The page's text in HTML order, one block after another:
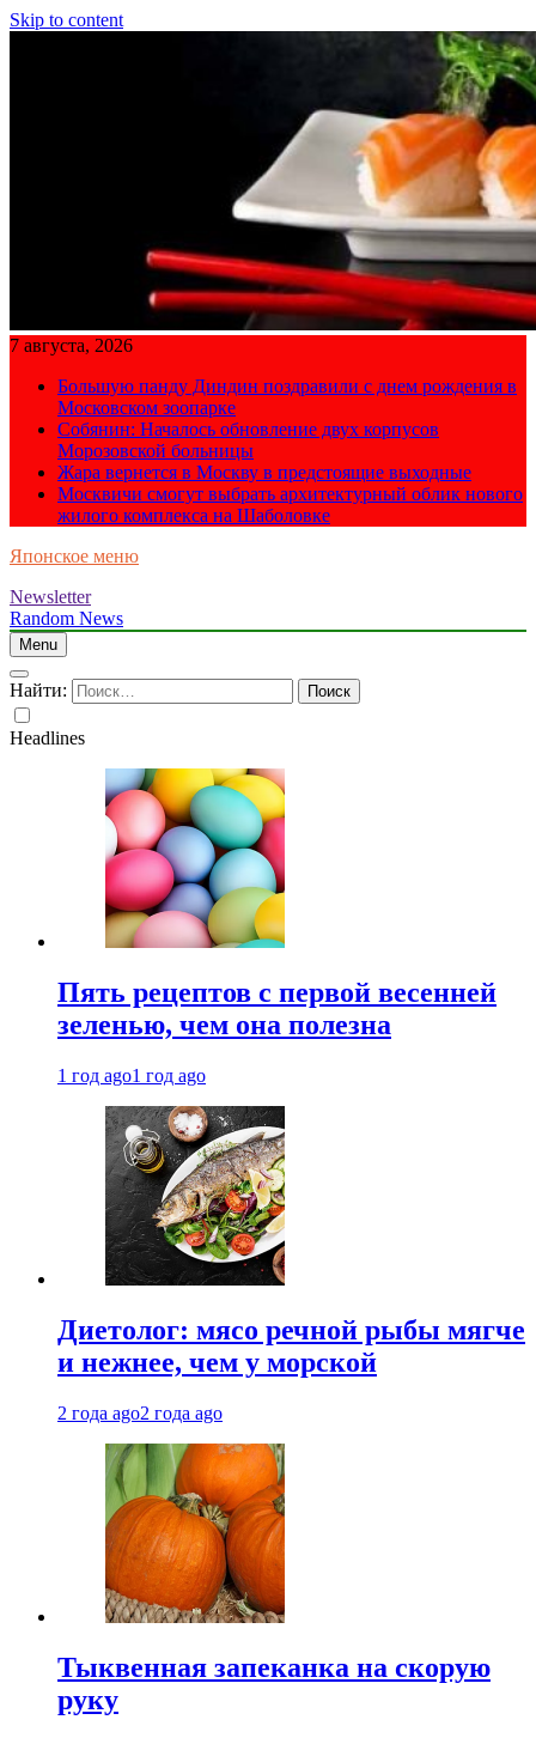
Skip to content
7 августа, 2026
Большую панду Диндин поздравили с днем рождения в
Московском зоопарке
Собянин: Началось обновление двух корпусов
Морозовской больницы
Жара вернется в Москву в предстоящие выходные
Москвичи смогут выбрать архитектурный облик нового
жилого комплекса на Шаболовке
Японское меню
Newsletter
Random News
Menu
Найти:
Headlines
Пять рецептов с первой весенней
зеленью, чем она полезна
1 год ago1 год ago
Диетолог: мясо речной рыбы мягче
и нежнее, чем у морской
2 года ago2 года ago
Тыквенная запеканка на скорую
руку